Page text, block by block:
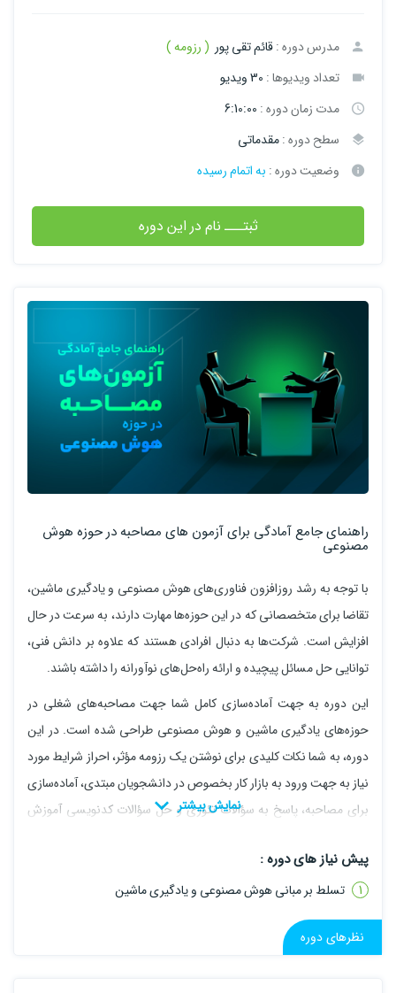
مدرس دوره :قائم تقی پور ( رزومه )
تعداد ویدیوها : 30 ویدیو
مدت زمان دوره : 6:10:00
سطح دوره :مقدماتی
وضعیت دوره : به اتمام رسیده
ثبتـــ نام در این دوره
راهنمای جامع آمادگی برای آزمون های مصاحبه‌ در حوزه هوش
مصنوعی
با توجه به رشد روزافزون فناوری‌های هوش مصنوعی و یادگیری ماشین،
تقاضا برای متخصصانی که در این حوزه‌ها مهارت دارند، به سرعت در حال
افزایش است. شرکت‌ها به دنبال افرادی هستند که علاوه بر دانش فنی،
توانایی حل مسائل پیچیده و ارائه راه‌حل‌های نوآورانه را داشته باشند.
این دوره به جهت آماده‌سازی کامل شما جهت مصاحبه‌های شغلی در
حوزه‌های یادگیری ماشین و هوش مصنوعی طراحی شده است. در این
دوره، به شما نکات کلیدی برای نوشتن یک رزومه مؤثر، احراز شرایط مورد
نیاز به جهت ورود به بازار کار بخصوص در دانشجویان مبتدی، آماده‌سازی
برای مصاحبه، پاسخ به سؤالات تئوری و حل سؤالات کدنویسی آموزش
در ابتدای دوره، با اهداف و ساختار دوره آشنا می‌شوید و نگاهی جامع به
بازار کار یادگیری ماشین خواهیم داشت. سپس اصول نوشتن رزومه مؤثر،
نحوه نمایش و به اشتراک گذاری پروژه‌ها و تجربیات مرتبط و سایر مهارت
های مورد نیاز را فرا می‌گیرید. در بخش نکات عمومی مصاحبه، به
پیش نیاز های دوره :
تسلط بر مبانی هوش مصنوعی و یادگیری ماشین
نظرهای دوره